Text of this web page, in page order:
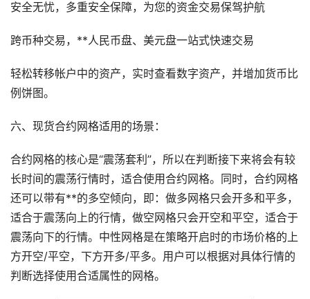
安全无忧，多重安全保障，为您的资金交易保驾护航
跨币种交易，**人民币盘、美元盘一站式快速交易
轻松转移帐户中的资产，实时查看数字资产，并增加货币比
例饼图。
六、现货合约网格适用的场景：
合约网格的核心是“震荡套利”，所以在判断接下来将会有较
长时间的震荡行情时，适合使用合约网格。同时，合约网格
还可以带有**的多空倾向，即：做多网格只会开多和平多，
适合于震荡向上的行情，做空网格只会开空和平空，适合于
震荡向下的行情。中性网格是在策略开启时的市场价格的上
方开空/平空，下方开多/平多。用户可以根据对具体行情的
判断选择使用合适属性的网格。